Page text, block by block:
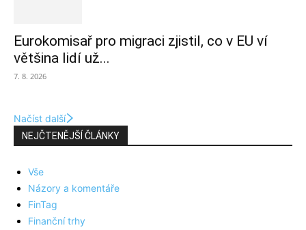
Eurokomisař pro migraci zjistil, co v EU ví
většina lidí už...
7. 8. 2026
Načíst další
NEJČTENĚJŠÍ ČLÁNKY
Vše
Názory a komentáře
FinTag
Finanční trhy